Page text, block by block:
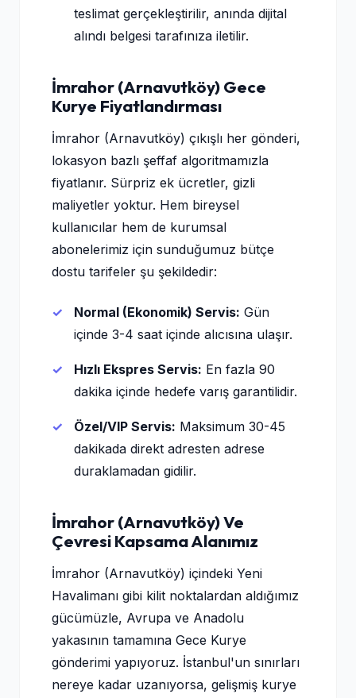
teslimat gerçekleştirilir, anında dijital
alındı belgesi tarafınıza iletilir.
İmrahor (Arnavutköy) Gece
Kurye Fiyatlandırması
İmrahor (Arnavutköy) çıkışlı her gönderi,
lokasyon bazlı şeffaf algoritmamızla
fiyatlanır. Sürpriz ek ücretler, gizli
maliyetler yoktur. Hem bireysel
kullanıcılar hem de kurumsal
abonelerimiz için sunduğumuz bütçe
dostu tarifeler şu şekildedir:
Normal (Ekonomik) Servis: Gün
içinde 3-4 saat içinde alıcısına ulaşır.
Hızlı Ekspres Servis: En fazla 90
dakika içinde hedefe varış garantilidir.
Özel/VIP Servis: Maksimum 30-45
dakikada direkt adresten adrese
duraklamadan gidilir.
İmrahor (Arnavutköy) Ve
Çevresi Kapsama Alanımız
İmrahor (Arnavutköy) içindeki Yeni
Havalimanı gibi kilit noktalardan aldığımız
gücümüzle, Avrupa ve Anadolu
yakasının tamamına Gece Kurye
gönderimi yapıyoruz. İstanbul'un sınırları
nereye kadar uzanıyorsa, gelişmiş kurye